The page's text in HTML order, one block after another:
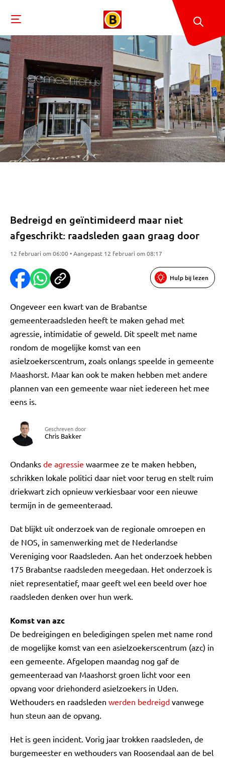
Bedreigd en geïntimideerd maar niet
afgeschrikt: raadsleden gaan graag door
12 februari om 06:00 • Aangepast 12 februari om 08:17
Hulp bij lezen
Ongeveer een kwart van de Brabantse
gemeenteraadsleden heeft te maken gehad met
agressie, intimidatie of geweld. Dit speelt met name
rondom de mogelijke komst van een
asielzoekerscentrum, zoals onlangs speelde in gemeente
Maashorst. Maar kan ook te maken hebben met andere
plannen van een gemeente waar niet iedereen het mee
eens is.
Geschreven door
Chris Bakker
Ondanks de agressie waarmee ze te maken hebben,
schrikken lokale politici daar niet voor terug en stelt ruim
driekwart zich opnieuw verkiesbaar voor een nieuwe
termijn in de gemeenteraad.
Dat blijkt uit onderzoek van de regionale omroepen en
de NOS, in samenwerking met de Nederlandse
Vereniging voor Raadsleden. Aan het onderzoek hebben
175 Brabantse raadsleden meegedaan. Het onderzoek is
niet representatief, maar geeft wel een beeld over hoe
raadsleden denken over hun werk.
Komst van azc
De bedreigingen en beledigingen spelen met name rond
de mogelijke komst van een asielzoekerscentrum (azc) in
een gemeente. Afgelopen maandag nog gaf de
gemeenteraad van Maashorst groen licht voor een
opvang voor driehonderd asielzoekers in Uden.
Wethouders en raadsleden werden bedreigd vanwege
hun steun aan de opvang.
Het is geen incident. Vorig jaar trokken raadsleden, de
burgemeester en wethouders van Roosendaal aan de bel